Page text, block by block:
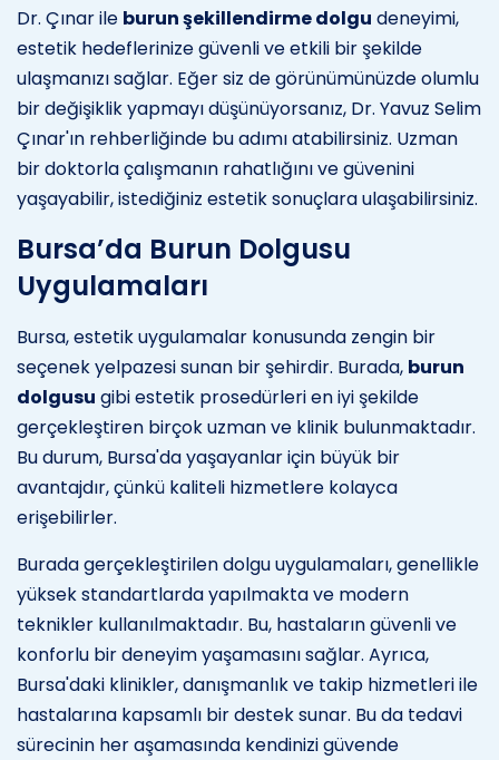
Dr. Çınar ile burun şekillendirme dolgu deneyimi,
estetik hedeflerinize güvenli ve etkili bir şekilde
ulaşmanızı sağlar. Eğer siz de görünümünüzde olumlu
bir değişiklik yapmayı düşünüyorsanız, Dr. Yavuz Selim
Çınar'ın rehberliğinde bu adımı atabilirsiniz. Uzman
bir doktorla çalışmanın rahatlığını ve güvenini
yaşayabilir, istediğiniz estetik sonuçlara ulaşabilirsiniz.
Bursa’da Burun Dolgusu
Uygulamaları
Bursa, estetik uygulamalar konusunda zengin bir
seçenek yelpazesi sunan bir şehirdir. Burada, burun
dolgusu gibi estetik prosedürleri en iyi şekilde
gerçekleştiren birçok uzman ve klinik bulunmaktadır.
Bu durum, Bursa'da yaşayanlar için büyük bir
avantajdır, çünkü kaliteli hizmetlere kolayca
erişebilirler.
Burada gerçekleştirilen dolgu uygulamaları, genellikle
yüksek standartlarda yapılmakta ve modern
teknikler kullanılmaktadır. Bu, hastaların güvenli ve
konforlu bir deneyim yaşamasını sağlar. Ayrıca,
Bursa'daki klinikler, danışmanlık ve takip hizmetleri ile
hastalarına kapsamlı bir destek sunar. Bu da tedavi
sürecinin her aşamasında kendinizi güvende